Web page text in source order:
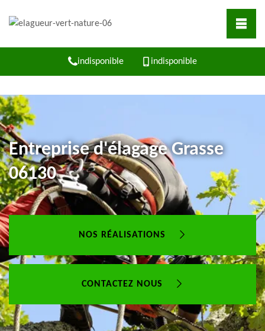
indisponible indisponible
Entreprise d'élagage Grasse
06130
NOS RÉALISATIONS
CONTACTEZ NOUS